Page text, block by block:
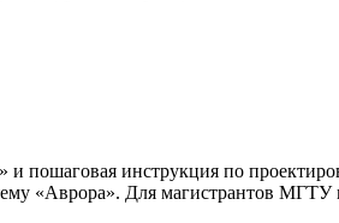
пошаговая инструкция по
«Аврора». Для магистрантов